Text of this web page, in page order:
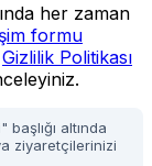
her zaman
formu
Gizlilik Politikası
altında
ziyaretçilerinizi